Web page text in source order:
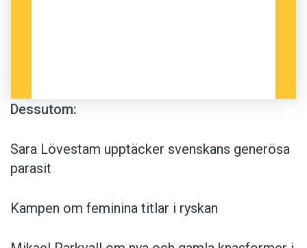
Dessutom:
Sara Lövestam upptäcker svenskans generösa
parasit
Kampen om feminina titlar i ryskan